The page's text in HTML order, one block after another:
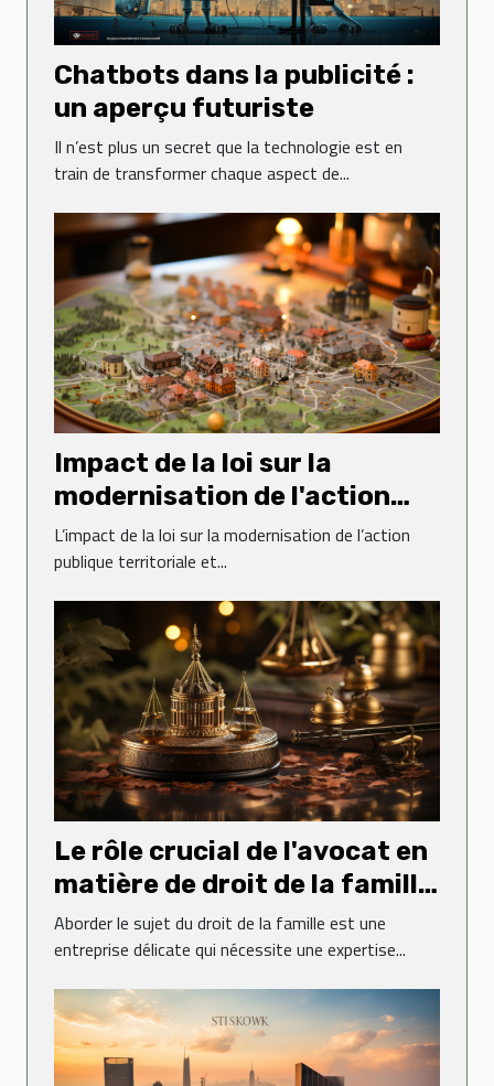
Chatbots dans la publicité :
un aperçu futuriste
Il n’est plus un secret que la technologie est en
train de transformer chaque aspect de...
Impact de la loi sur la
modernisation de l'action
publique territoriale et
d'affirmation des métropoles
sur le droit administratif
L’impact de la loi sur la modernisation de l’action
publique territoriale et...
Le rôle crucial de l'avocat en
matière de droit de la famille
: une perspective de l'étude
d'avocats Poitout
Aborder le sujet du droit de la famille est une
entreprise délicate qui nécessite une expertise...